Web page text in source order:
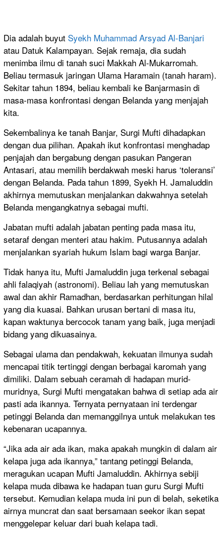
Dia adalah buyut Syekh Muhammad Arsyad Al-Banjari
atau Datuk Kalampayan. Sejak remaja, dia sudah
menimba ilmu di tanah suci Makkah Al-Mukarromah.
Beliau termasuk jaringan Ulama Haramain (tanah haram).
Sekitar tahun 1894, beliau kembali ke Banjarmasin di
masa-masa konfrontasi dengan Belanda yang menjajah
kita.
Sekembalinya ke tanah Banjar, Surgi Mufti dihadapkan
dengan dua pilihan. Apakah ikut konfrontasi menghadap
penjajah dan bergabung dengan pasukan Pangeran
Antasari, atau memilih berdakwah meski harus ‘toleransi’
dengan Belanda. Pada tahun 1899, Syekh H. Jamaluddin
akhirnya memutuskan menjalankan dakwahnya setelah
Belanda mengangkatnya sebagai mufti.
Jabatan mufti adalah jabatan penting pada masa itu,
setaraf dengan menteri atau hakim. Putusannya adalah
menjalankan syariah hukum Islam bagi warga Banjar.
Tidak hanya itu, Mufti Jamaluddin juga terkenal sebagai
ahli falaqiyah (astronomi). Beliau lah yang memutuskan
awal dan akhir Ramadhan, berdasarkan perhitungan hilal
yang dia kuasai. Bahkan urusan bertani di masa itu,
kapan waktunya bercocok tanam yang baik, juga menjadi
bidang yang dikuasainya.
Sebagai ulama dan pendakwah, kekuatan ilmunya sudah
mencapai titik tertinggi dengan berbagai karomah yang
dimiliki. Dalam sebuah ceramah di hadapan murid-
muridnya, Surgi Mufti mengatakan bahwa di setiap ada air
pasti ada ikannya. Ternyata pernyataan ini terdengar
petinggi Belanda dan memanggilnya untuk melakukan tes
kebenaran ucapannya.
“Jika ada air ada ikan, maka apakah mungkin di dalam air
kelapa juga ada ikannya,” tantang petinggi Belanda,
meragukan ucapan Mufti Jamaluddin. Akhirnya sebiji
kelapa muda dibawa ke hadapan tuan guru Surgi Mufti
tersebut. Kemudian kelapa muda ini pun di belah, seketika
airnya muncrat dan saat bersamaan seekor ikan sepat
menggelepar keluar dari buah kelapa tadi.